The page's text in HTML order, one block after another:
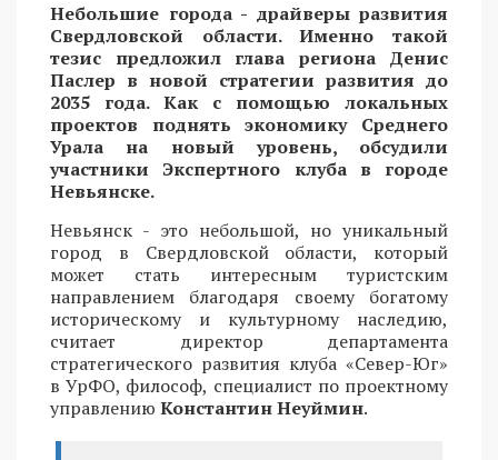
Небольшие города - драйверы развития
Свердловской области. Именно такой
тезис предложил глава региона Денис
Паслер в новой стратегии развития до
2035 года. Как с помощью локальных
проектов поднять экономику Среднего
Урала на новый уровень, обсудили
участники Экспертного клуба в городе
Невьянске.
Невьянск - это небольшой, но уникальный
город в Свердловской области, который
может стать интересным туристским
направлением благодаря своему богатому
историческому и культурному наследию,
считает директор департамента
стратегического развития клуба «Север-Юг»
в УрФО, философ, специалист по проектному
управлению Константин Неуймин.